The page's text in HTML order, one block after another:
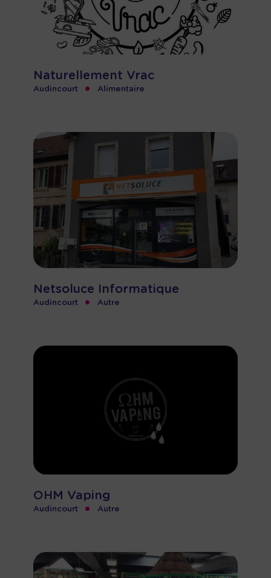
Naturellement Vrac
Audincourt • Alimentaire
Netsoluce Informatique
Audincourt • Autre
OHM Vaping
Audincourt • Autre